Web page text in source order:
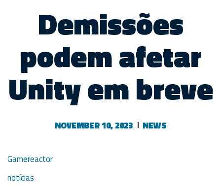
Demissões
podem afetar
Unity em breve
NOVEMBER 10, 2023 NEWS
Gamereactor
notícias